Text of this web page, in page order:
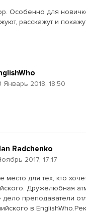
Особенно для
расскажут и
Январь 2018, 18:50
Radchenko
2017, 17:17
место для тех, кто
Дружелюбная
преподаватели
в